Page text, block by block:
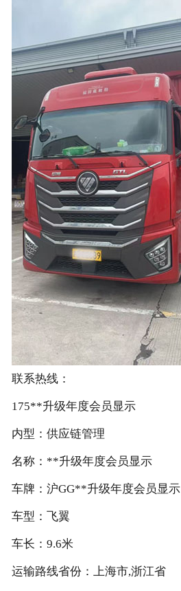
联系热线：
175**升级年度会员显示
内型：供应链管理
名称：**升级年度会员显示
车牌：沪GG**升级年度会员显示
车型：飞翼
车长：9.6米
运输路线省份：上海市,浙江省